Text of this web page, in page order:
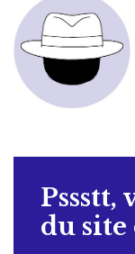
Pssstt,
du site